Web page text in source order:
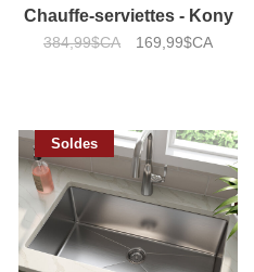
Chauffe-serviettes - Kony
384,99$CA 169,99$CA
Soldes